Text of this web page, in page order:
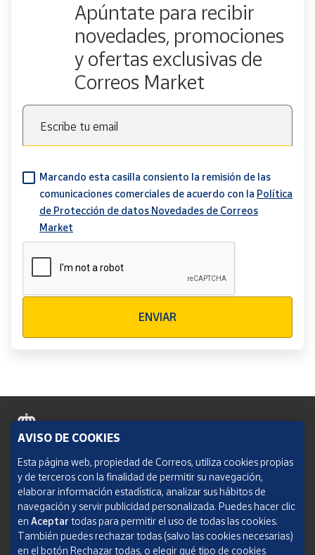
Apúntate para recibir
novedades, promociones
y ofertas exclusivas de
Correos Market
Escribe tu email
Marcando esta casilla consiento la remisión de las
comunicaciones comerciales de acuerdo con la Política
de Protección de datos Novedades de Correos
Market
ENVIAR
Política de cookies
Aviso legal
Condiciones del servicio
Política de Privacidad Web
AVISO DE COOKIES
Esta página web, propiedad de Correos, utiliza cookies propias
y de terceros con la finalidad de permitir su navegación,
elaborar información estadística, analizar sus hábitos de
navegación y servir publicidad personalizada. Puedes hacer clic
en Aceptar todas para permitir el uso de todas las cookies.
También puedes rechazar todas (salvo las cookies necesarias)
en el botón Rechazar todas, o elegir qué tipo de cookies